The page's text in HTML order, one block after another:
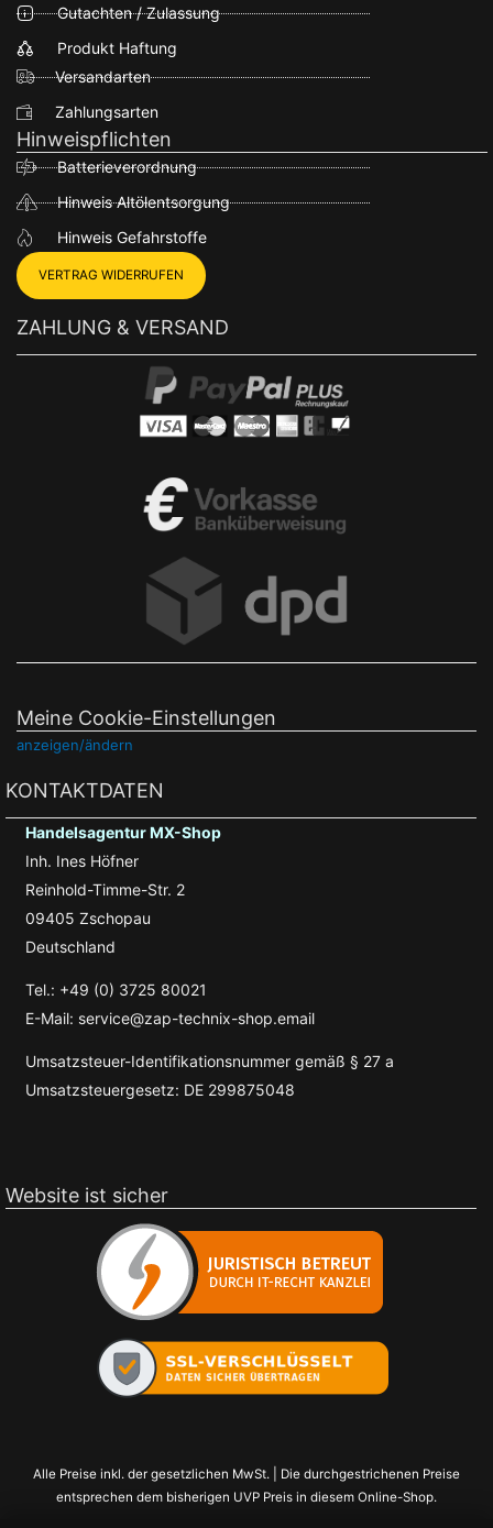
Gutachten / Zulassung
Produkt Haftung
Versandarten
Zahlungsarten
Hinweispflichten
Batterieverordnung
Hinweis Altölentsorgung
Hinweis Gefahrstoffe
VERTRAG WIDERRUFEN
ZAHLUNG & VERSAND
Meine Cookie-Einstellungen
anzeigen/ändern
KONTAKTDATEN
Handelsagentur MX-Shop
Inh. Ines Höfner
Reinhold-Timme-Str. 2
09405 Zschopau
Deutschland
Tel.: +49 (0) 3725 80021
E-Mail: service@zap-technix-shop.email
Umsatzsteuer-Identifikationsnummer gemäß § 27 a
Umsatzsteuergesetz: DE 299875048
Website ist sicher
Alle Preise inkl. der gesetzlichen MwSt. | Die durchgestrichenen Preise
entsprechen dem bisherigen UVP Preis in diesem Online-Shop.